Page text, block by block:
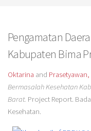
Pengamatan
Kabupaten Bima
Oktarina and Prasetyawan,
Bermasalah Kesehatan
Barat. Project Report.
Kesehatan.